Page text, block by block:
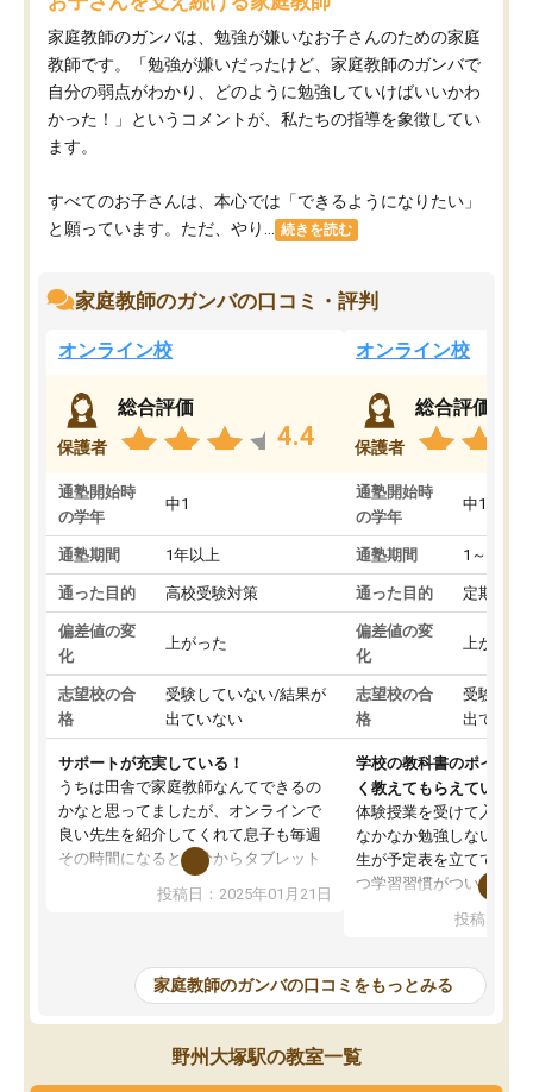
家庭教師のガンバは、勉強が嫌いなお子さんのための家庭
教師です。「勉強が嫌いだったけど、家庭教師のガンバで
自分の弱点がわかり、どのように勉強していけばいいかわ
かった！」というコメントが、私たちの指導を象徴してい
ます。
すべてのお子さんは、本心では「できるようになりたい」
と願っています。ただ、やり...
続きを読む
家庭教師のガンバの口コミ・評判
オンライン校
保護者
総合評価
4.4
通塾開始時
の学年
中1
通塾期間 1年以上
通った目的 高校受験対策
偏差値の変
化
上がった
志望校の合
格
受験していない/結果が
出ていない
サポートが充実している！
うちは田舎で家庭教師なんてできるの
かなと思ってましたが、オンラインで
良い先生を紹介してくれて息子も毎週
その時間になると自分からタブレット
を開いてzoomを繋げるようになりまし
た！5科目なんでもOKなのもとても気
めて1年ほどだった今では平均点以上の
科目が増えてきました！あと1年受験ま
であるので無料の週末教室を使用しな
がら頑張って欲しいと思います！
投稿日：2025年01月21日
オンライン校
保護者
総合評価
通塾開始時
の学年
中1
通塾期間 1～3ヵ月
通った目的 定期テス
偏差値の変
化
上がった
志望校の合
格
受験して
出ていな
学校の教科書のポイント
く教えてもらえている
体験授業を受けて入塾し
なかなか勉強しない息子
生が予定表を立ててくれ
つ学習習慣がついてきま
指導が無い日も予定表
問できるのでとても助か
投稿日：
家庭教師のガンバの口コミをもっとみる
野州大塚駅の教室一覧